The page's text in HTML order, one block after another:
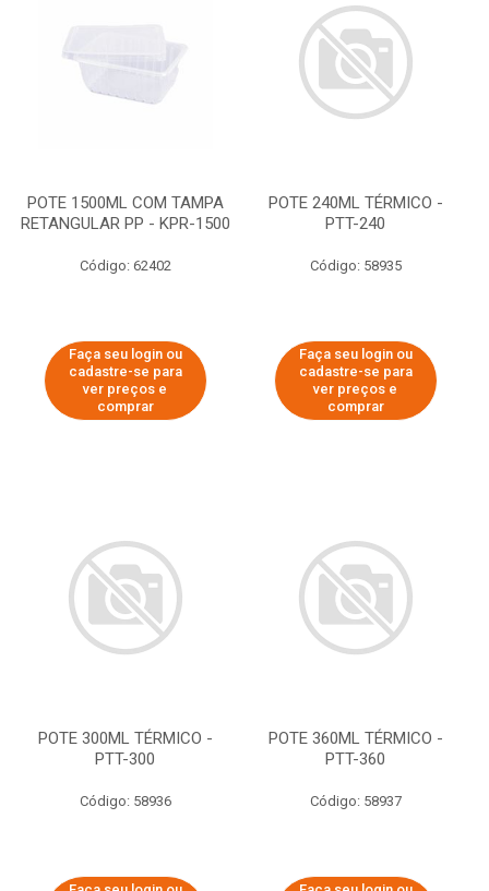
POTE 1500ML COM TAMPA
RETANGULAR PP - KPR-1500
Código: 62402
Faça seu login ou
cadastre-se para
ver preços e
comprar
POTE 240ML TÉRMICO -
PTT-240
Código: 58935
Faça seu login ou
cadastre-se para
ver preços e
comprar
POTE 300ML TÉRMICO -
PTT-300
Código: 58936
POTE 360ML TÉRMICO -
PTT-360
Código: 58937